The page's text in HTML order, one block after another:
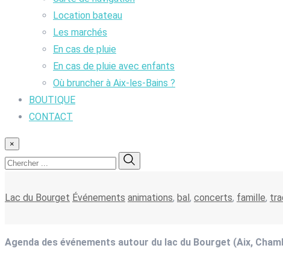
Location bateau
Les marchés
En cas de pluie
En cas de pluie avec enfants
Où bruncher à Aix-les-Bains ?
BOUTIQUE
CONTACT
×
Lac du Bourget Événements animations, bal, concerts, famille,
Agenda des événements autour du lac du Bourget (Aix,